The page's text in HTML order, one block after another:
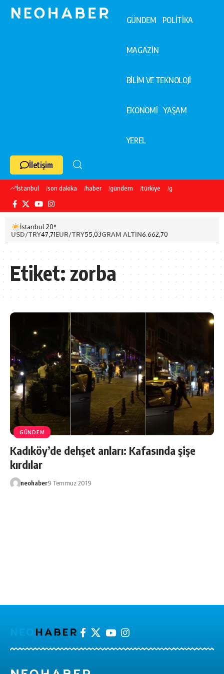
GÜNDEM POLİTİKA
MAGAZİN
BİLİM VE TEKNOLOJİ
EKONOMİ YAŞAM
YEREL
İletişim
İstanbul son dakika haber gündem türkiye galatasaray
İstanbul 20°
USD/TRY47,71EUR/TRY55,03GRAM ALTIN6.662,70
Etiket: zorba
GÜNDEM
Kadıköy’de dehşet anları: Kafasında şişe
kırdılar
neohaber9 Temmuz 2019